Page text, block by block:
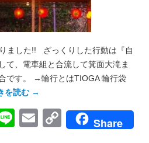
ました!! ざっくりした行動は『自
て、電車組と合流して箕面大滝ま
です。 →輪行とはTIOGA 輪行袋
を読む →
LineEmailCopyShare